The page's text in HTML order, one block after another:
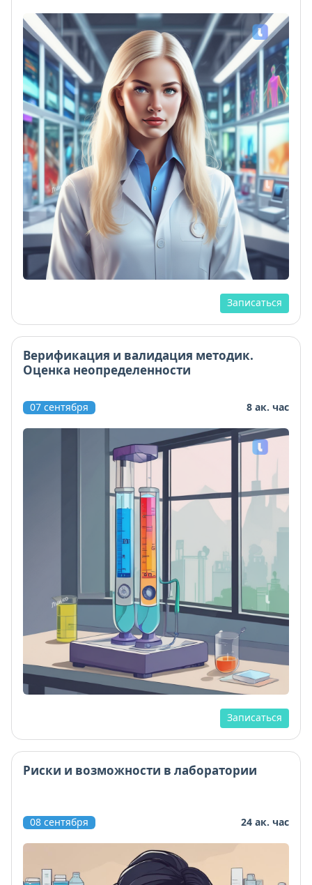
Записаться
Верификация и валидация методик.
Оценка неопределенности
07 сентября 8 ак. час
Записаться
Риски и возможности в лаборатории
08 сентября 24 ак. час